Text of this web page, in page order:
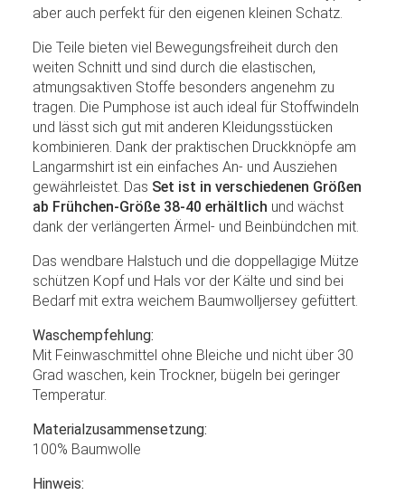
aber auch perfekt für den eigenen kleinen Schatz.
Die Teile bieten viel Bewegungsfreiheit durch den
weiten Schnitt und sind durch die elastischen,
atmungsaktiven Stoffe besonders angenehm zu
tragen. Die Pumphose ist auch ideal für Stoffwindeln
und lässt sich gut mit anderen Kleidungsstücken
kombinieren. Dank der praktischen Druckknöpfe am
Langarmshirt ist ein einfaches An- und Ausziehen
gewährleistet. Das Set ist in verschiedenen Größen
ab Frühchen-Größe 38-40 erhältlich und wächst
dank der verlängerten Ärmel- und Beinbündchen mit.
Das wendbare Halstuch und die doppellagige Mütze
schützen Kopf und Hals vor der Kälte und sind bei
Bedarf mit extra weichem Baumwolljersey gefüttert.
Waschempfehlung:
Mit Feinwaschmittel ohne Bleiche und nicht über 30
Grad waschen, kein Trockner, bügeln bei geringer
Temperatur.
Materialzusammensetzung:
100% Baumwolle
Hinweis: